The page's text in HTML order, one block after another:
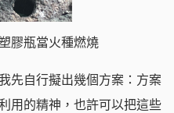
膠瓶當火種燃燒
先自行擬出幾個方案：方案
用的精神，也許可以把這些